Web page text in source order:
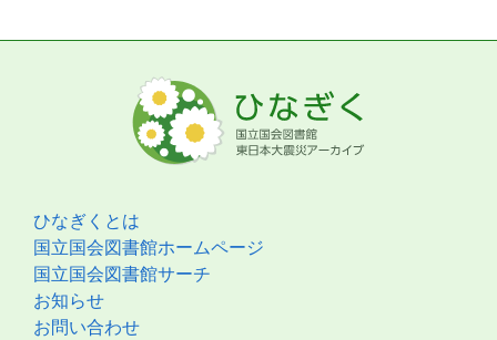
ひなぎくとは
国立国会図書館ホームページ
国立国会図書館サーチ
お知らせ
お問い合わせ